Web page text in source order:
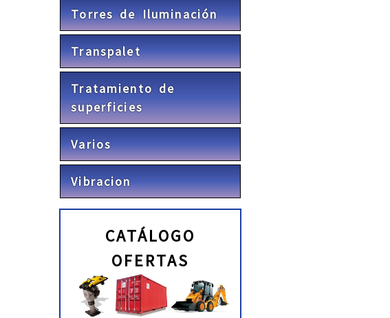
Torres de Iluminación
Transpalet
Tratamiento de
superficies
Varios
Vibracion
CATÁLOGO
OFERTAS